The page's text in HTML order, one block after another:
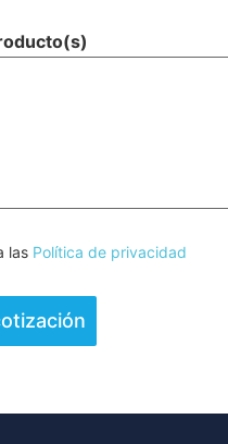
las Política de privacidad